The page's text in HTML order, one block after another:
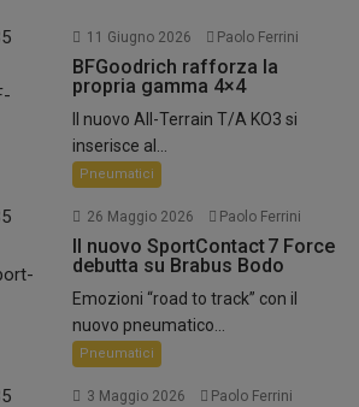
11 Giugno 2026 Paolo Ferrini
BFGoodrich rafforza la
propria gamma 4×4
Il nuovo All-Terrain T/A KO3 si
inserisce al...
Pneumatici
26 Maggio 2026 Paolo Ferrini
Il nuovo SportContact 7 Force
debutta su Brabus Bodo
Emozioni “road to track” con il
nuovo pneumatico...
Pneumatici
3 Maggio 2026 Paolo Ferrini